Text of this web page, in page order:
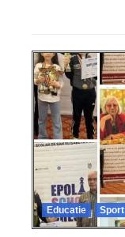
Educatie Sport